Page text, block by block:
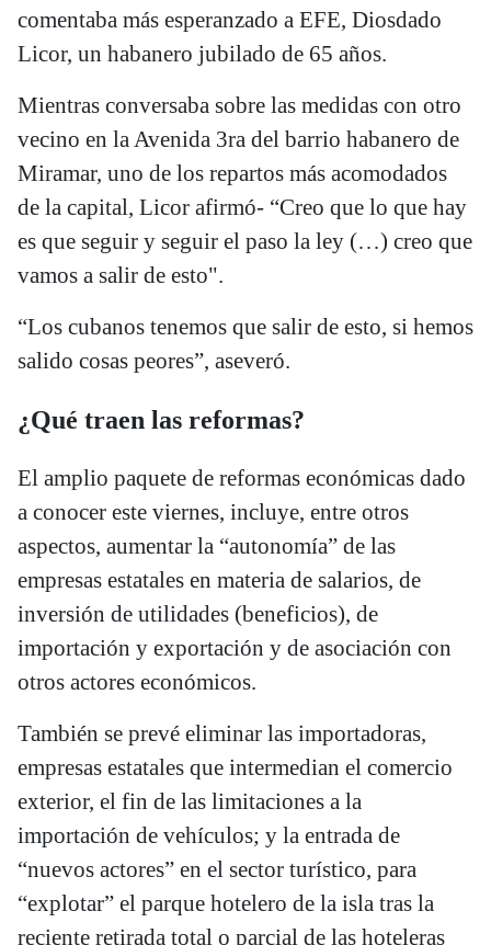
comentaba más esperanzado a EFE, Diosdado
Licor, un habanero jubilado de 65 años.
Mientras conversaba sobre las medidas con otro
vecino en la Avenida 3ra del barrio habanero de
Miramar, uno de los repartos más acomodados
de la capital, Licor afirmó- “Creo que lo que hay
es que seguir y seguir el paso la ley (…) creo que
vamos a salir de esto".
“Los cubanos tenemos que salir de esto, si hemos
salido cosas peores”, aseveró.
¿Qué traen las reformas?
El amplio paquete de reformas económicas dado
a conocer este viernes, incluye, entre otros
aspectos, aumentar la “autonomía” de las
empresas estatales en materia de salarios, de
inversión de utilidades (beneficios), de
importación y exportación y de asociación con
otros actores económicos.
También se prevé eliminar las importadoras,
empresas estatales que intermedian el comercio
exterior, el fin de las limitaciones a la
importación de vehículos; y la entrada de
“nuevos actores” en el sector turístico, para
“explotar” el parque hotelero de la isla tras la
reciente retirada total o parcial de las hoteleras